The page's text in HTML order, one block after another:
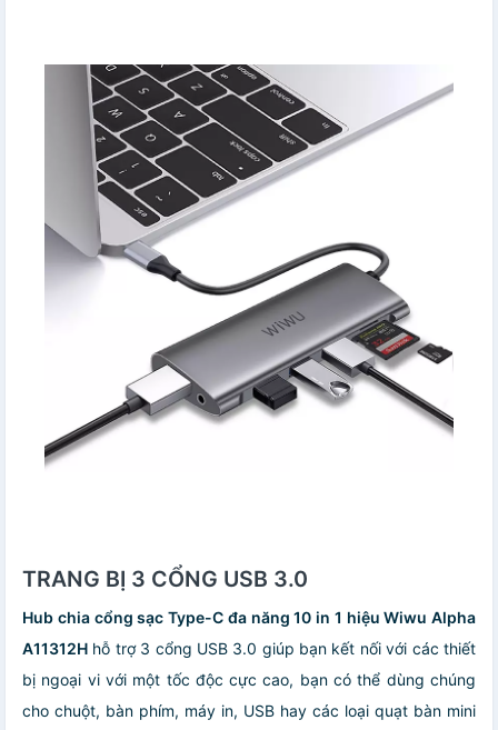
TRANG BỊ 3 CỔNG USB 3.0
Hub chia cổng sạc Type-C đa năng 10 in 1 hiệu Wiwu Alpha
A11312H hỗ trợ 3 cổng USB 3.0 giúp bạn kết nối với các thiết
bị ngoại vi với một tốc độc cực cao, bạn có thể dùng chúng
cho chuột, bàn phím, máy in, USB hay các loại quạt bàn mini